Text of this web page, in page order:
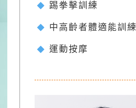
踢拳擊訓練
中高齡者體適能訓練
運動按摩